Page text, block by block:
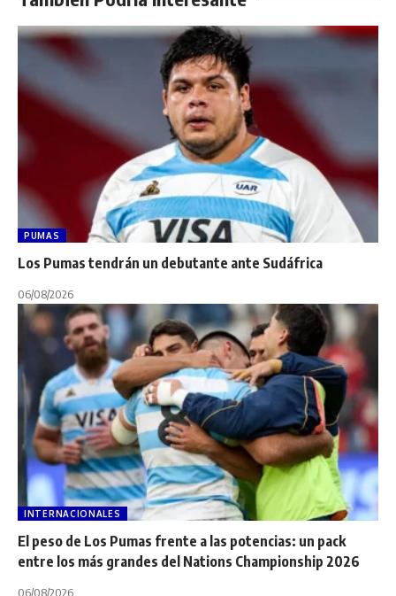
PUMAS
Los Pumas tendrán un debutante ante Sudáfrica
06/08/2026
INTERNACIONALES
El peso de Los Pumas frente a las potencias: un pack
entre los más grandes del Nations Championship 2026
06/08/2026